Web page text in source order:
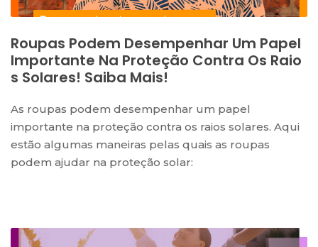
Roupas Podem Desempenhar Um Papel
Importante Na Proteção Contra Os Raio
S Solares! Saiba Mais!
As roupas podem desempenhar um papel
importante na proteção contra os raios solares. Aqui
estão algumas maneiras pelas quais as roupas
podem ajudar na proteção solar: